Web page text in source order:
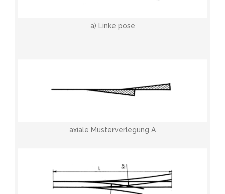
a) Linke pose
axiale Musterverlegung A